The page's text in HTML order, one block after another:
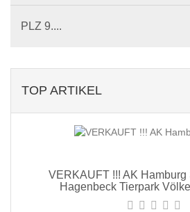
PLZ 9....
TOP ARTIKEL
VERKAUFT !!! AK Hamburg
Hagenbeck Tierpark